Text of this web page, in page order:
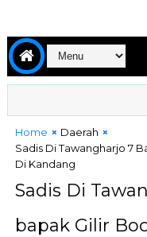
Home
Daerah
Sadis Di Tawangharjo 7
Di Kandang
Sadis Di
bapak Gilir